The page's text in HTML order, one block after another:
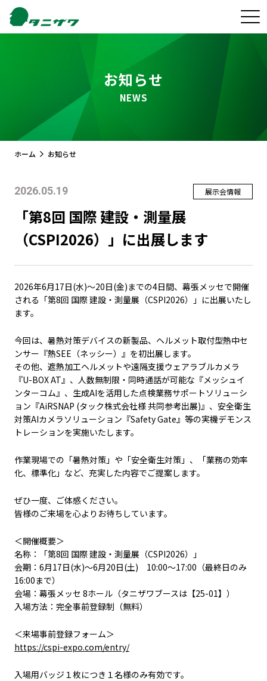
お知らせ
NEWS
ホーム お知らせ
2026.05.19 展示会情報
「第8回 国際 建設・測量展
（CSPI2026）」に出展します
2026年6月17日(水)～20日(金)までの4日間、幕張メッセで開催
される「第8回 国際 建設・測量展（CSPI2026）」に出展いたし
ます。
今回は、暑熱対策デバイスの新製品、ヘルメット取付型熱中セ
ンサー『熱SEE（ネッシー）』を初出展します。
その他、遮熱加工ヘルメットや遠隔支援ウェアラブルカメラ
『U-BOX AT』、人数無制限・同時通話が可能な『メッシュイ
ンターコム』、生成AIを活用した点検業務サポートソリューシ
ョン『AiRSNAP (タック株式会社様 共同参考出展)』、安全衛生
対策AIカメラソリューション『Safety Gate』等の実機デモンス
トレーションを実施いたします。
作業現場での「暑熱対策」や「安全衛生対策」、「業務の効率
化、標準化」など、充実した内容でご提案します。
ぜひ一度、ご体感ください。
皆様のご来場を心よりお待ちしています。
＜開催概要＞
名称：「第8回 国際 建設・測量展（CSPI2026）」
会期：6月17日(水)～6月20日(土) 10:00～17:00（最終日のみ
16:00まで）
会場：幕張メッセ 8ホール（タニザワブースは【25-01】）
入場方法：完全事前登録制（無料）
＜来場事前登録フォーム＞
https://cspi-expo.com/entry/
入場用バッジ１枚につき１名様のみ有効です。